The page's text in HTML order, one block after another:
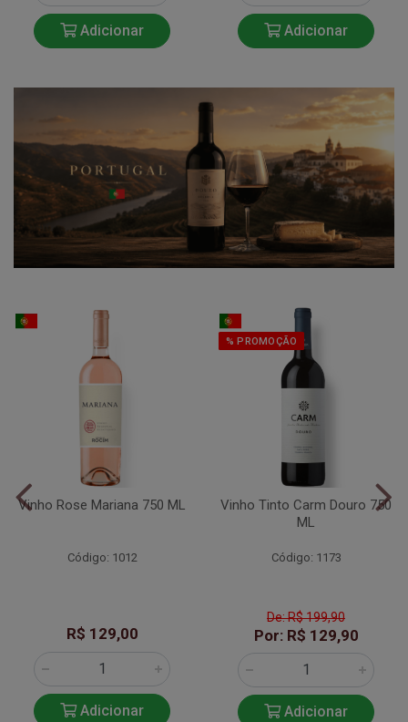
Adicionar Adicionar
Vinho Rose Mariana 750 ML
Código: 1012
R$ 129,00
Adicionar
% PROMOÇÃO
Vinho Tinto Carm Douro 750
ML
Código: 1173
De: R$ 199,90
Por: R$ 129,90
Adicionar